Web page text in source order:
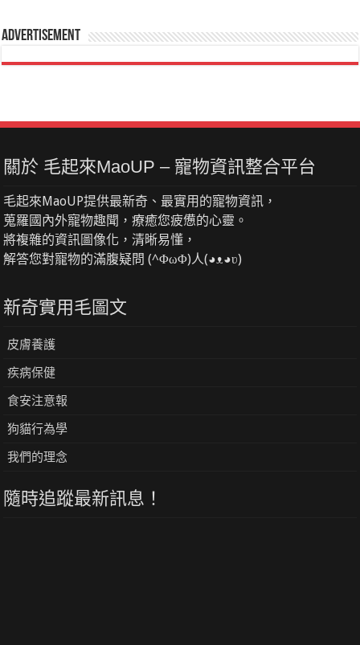
Advertisement
關於 毛起來MaoUP – 寵物資訊整合平台
毛起來MaoUP提供最新奇、最實用的寵物資訊，
蒐羅國內外寵物趣聞，療癒您疲憊的心靈。
將複雜的資訊圖像化，清晰易懂，
解答您對寵物的滿腹疑問 (^ΦωΦ)人(◕ᴥ◕ʋ)
新奇實用毛圖文
皮膚養護
疾病保健
食安注意報
狗貓行為學
我們的理念
隨時追蹤最新訊息！